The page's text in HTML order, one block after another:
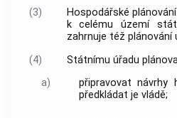
(3)
Hospodářské
k celému území
zahrnuje též plánování
(4)
Státnímu úřadu
a)
připravovat návrhy
předkládat je vládě;